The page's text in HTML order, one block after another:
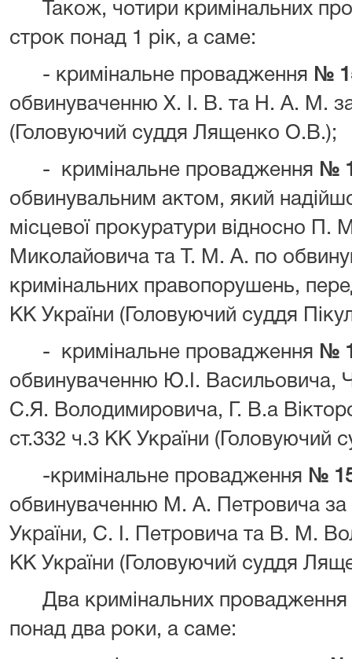
Також, чотири кримінальних
строк понад 1 рік, а саме:
- кримінальне провадження №
обвинуваченню Х. І. В. та Н. А. М.
(Головуючий суддя Лященко О.В.);
- кримінальне провадження №
обвинувальним актом, який
місцевої прокуратури відносно П.
Миколайовича та Т. М. А. по
кримінальних правопорушень,
КК України (Головуючий суддя
- кримінальне провадження №
обвинуваченню Ю.І.
С.Я. Володимировича, Г. В.а
ст.332 ч.3 КК України (Головуючий
-кримінальне провадження №
обвинуваченню М. А. Петровича за
України, С. І. Петровича та В. М.
КК України (Головуючий суддя
Два кримінальних провадження
понад два роки, а саме: